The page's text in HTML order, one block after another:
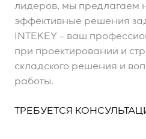
лидеров, мы предлагаем
эффективные решения
INTEKEY – ваш
при проектировании и
складского решения и
работы.
ТРЕБУЕТСЯ